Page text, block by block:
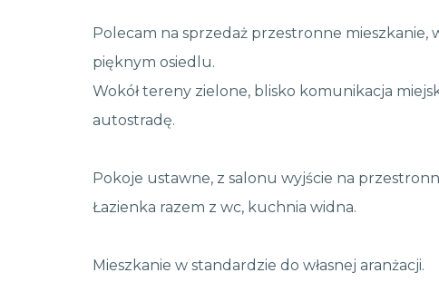
Polecam na sprzedaż przestronne mieszkanie,
pięknym osiedlu.
Wokół tereny zielone, blisko komunikacja
autostradę.
Pokoje ustawne, z salonu wyjście na
Łazienka razem z wc, kuchnia widna.
Mieszkanie w standardzie do własnej aranżacji.